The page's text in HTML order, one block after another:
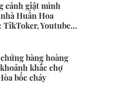
cảnh giật mình
Huấn Hoa
TikToker, Youtuber
bàng hoàng
khắc chợ
bốc cháy